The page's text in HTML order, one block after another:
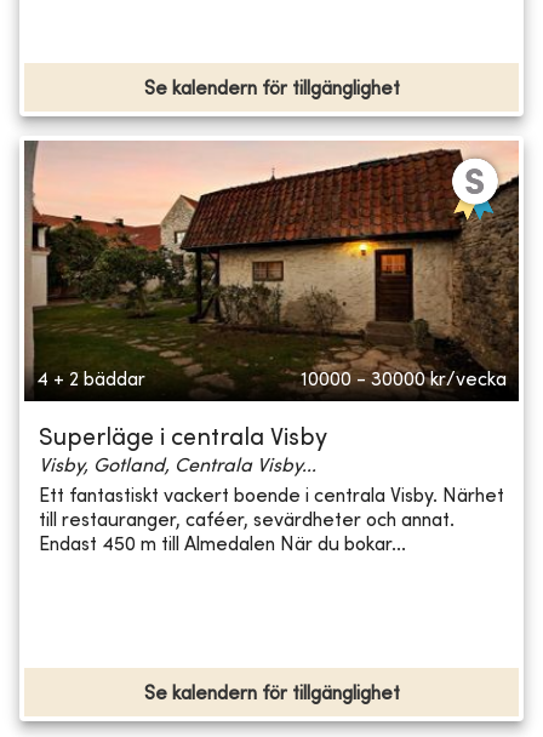
Se kalendern för tillgänglighet
4 + 2 bäddar 10000 - 30000 kr/vecka
Superläge i centrala Visby
Visby, Gotland, Centrala Visby...
Ett fantastiskt vackert boende i centrala Visby. Närhet
till restauranger, caféer, sevärdheter och annat.
Endast 450 m till Almedalen När du bokar...
Se kalendern för tillgänglighet